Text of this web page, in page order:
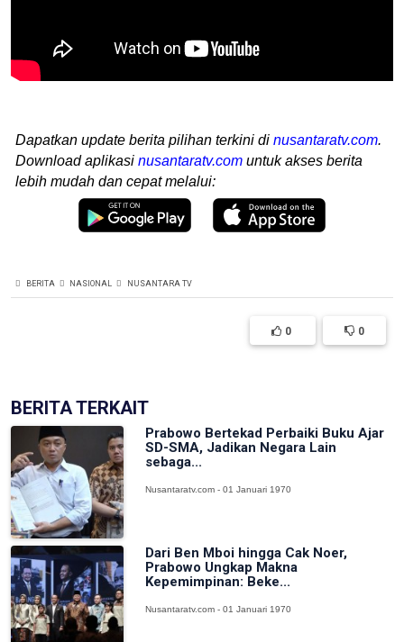
Dapatkan update berita pilihan terkini di nusantaratv.com.
Download aplikasi nusantaratv.com untuk akses berita
lebih mudah dan cepat melalui:
BERITA NASIONAL NUSANTARA TV
0 0
BERITA TERKAIT
Prabowo Bertekad Perbaiki Buku Ajar
SD-SMA, Jadikan Negara Lain
sebaga...
Nusantaratv.com - 01 Januari 1970
Dari Ben Mboi hingga Cak Noer,
Prabowo Ungkap Makna
Kepemimpinan: Beke...
Nusantaratv.com - 01 Januari 1970